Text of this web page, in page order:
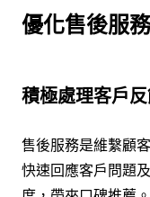
優化售後服
積極處理客戶
售後服務是維繫顧
快速回應客戶問題